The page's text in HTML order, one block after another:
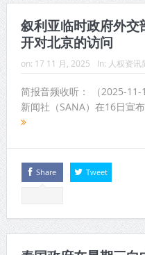
叙利亚临时政府外
开对北京的访问
on: 17 11 月, 2025 In: 人权资讯
简报音频收听： （2025-
新闻社（SANA）在16日宣
Share Tweet